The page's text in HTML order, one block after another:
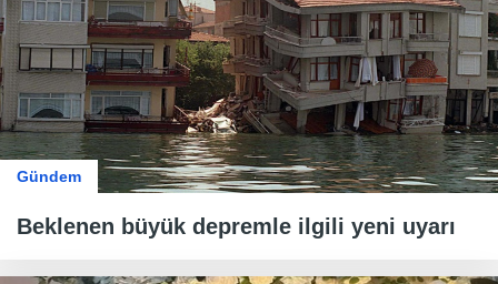
Gündem
Beklenen büyük depremle ilgili yeni uyarı